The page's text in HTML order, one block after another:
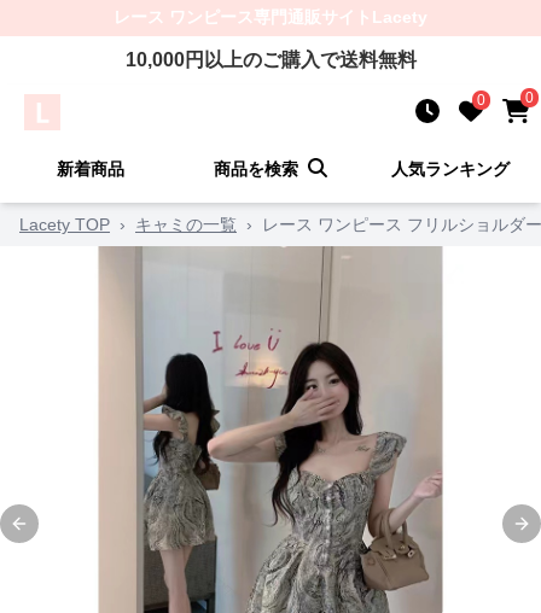
レース ワンピース専門通販サイト Lacety
10,000円以上のご購入で送料無料
0 0
新着商品 商品を検索 人気ランキング
Lacety TOP › キャミの一覧 › レース ワンピース フリルショルダ
Previous slide